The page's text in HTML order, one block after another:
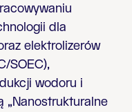
dla
elektrolizerów
SOEC),
wodoru i
„Nanostrukturalne